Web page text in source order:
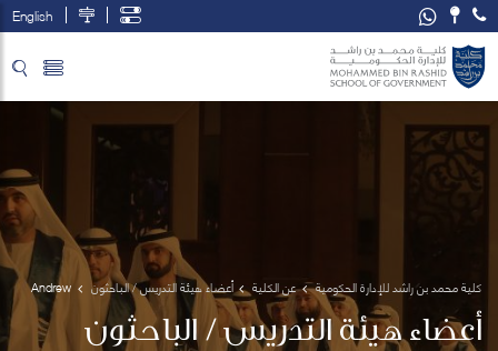
English
كلية محمد بن راشد للإدارة الحكومية عن الكلية أعضاء هيئة التدريس / الباحثون
Andrew
Collinge
أعضاء هيئة التدريس / الباحثون